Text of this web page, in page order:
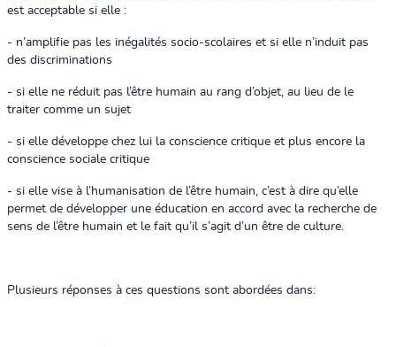
est acceptable si elle :
- n’amplifie pas les inégalités socio-scolaires et si elle n’induit pas
des discriminations
- si elle ne réduit pas l’être humain au rang d’objet, au lieu de le
traiter comme un sujet
- si elle développe chez lui la conscience critique et plus encore la
conscience sociale critique
- si elle vise à l’humanisation de l’être humain, c’est à dire qu’elle
permet de développer une éducation en accord avec la recherche de
sens de l’être humain et le fait qu’il s’agit d’un être de culture.
Plusieurs réponses à ces questions sont abordées dans: